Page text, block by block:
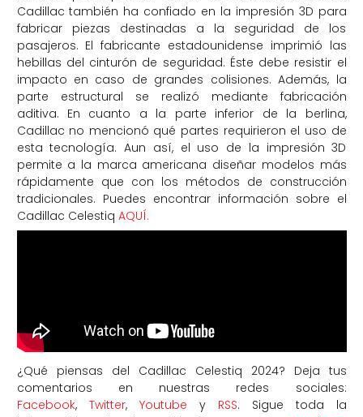
Cadillac también ha confiado en la impresión 3D para
fabricar piezas destinadas a la seguridad de los
pasajeros. El fabricante estadounidense imprimió las
hebillas del cinturón de seguridad. Éste debe resistir el
impacto en caso de grandes colisiones. Además, la
parte estructural se realizó mediante fabricación
aditiva. En cuanto a la parte inferior de la berlina,
Cadillac no mencionó qué partes requirieron el uso de
esta tecnología. Aun así, el uso de la impresión 3D
permite a la marca americana diseñar modelos más
rápidamente que con los métodos de construcción
tradicionales. Puedes encontrar información sobre el
Cadillac Celestiq AQUÍ.
¿Qué piensas del Cadillac Celestiq 2024? Deja tus
comentarios en nuestras redes sociales:
Facebook, Twitter, Youtube y RSS. Sigue toda la